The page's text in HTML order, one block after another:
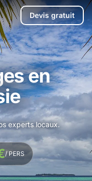
Devis gratuit
en
experts locaux.
/ PERS